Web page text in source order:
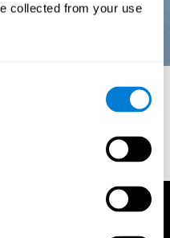
collected from your use
المراجع:
interference in serial verbal